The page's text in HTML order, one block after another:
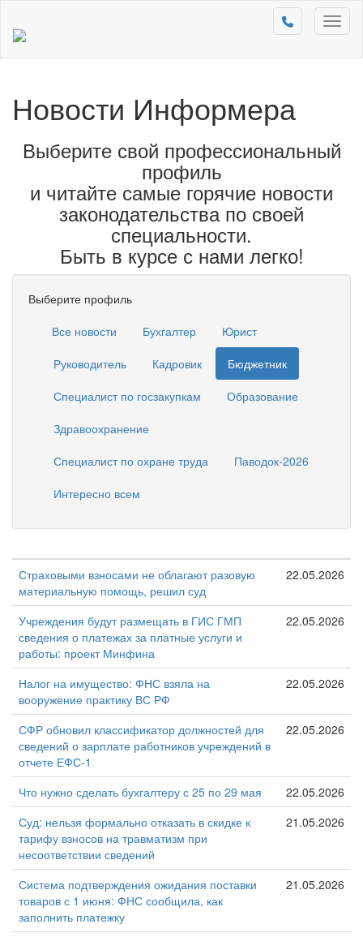
Новости Информера
Выберите свой профессиональный
профиль
и читайте самые горячие новости
законодательства по своей
специальности.
Быть в курсе с нами легко!
Выберите профиль
Все новости
Бухгалтер
Юрист
Руководитель
Кадровик
Бюджетник
Специалист по госзакупкам
Образование
Здравоохранение
Специалист по охране труда
Паводок-2026
Интересно всем
Страховыми взносами не облагают разовую
материальную помощь, решил суд
22.05.2026
Учреждения будут размещать в ГИС ГМП
сведения о платежах за платные услуги и
работы: проект Минфина
22.05.2026
Налог на имущество: ФНС взяла на
вооружение практику ВС РФ
22.05.2026
СФР обновил классификатор должностей для
сведений о зарплате работников учреждений в
отчете ЕФС-1
22.05.2026
Что нужно сделать бухгалтеру с 25 по 29 мая
22.05.2026
Суд: нельзя формально отказать в скидке к
тарифу взносов на травматизм при
несоответствии сведений
21.05.2026
Система подтверждения ожидания поставки
товаров с 1 июня: ФНС сообщила, как
заполнить платежку
21.05.2026